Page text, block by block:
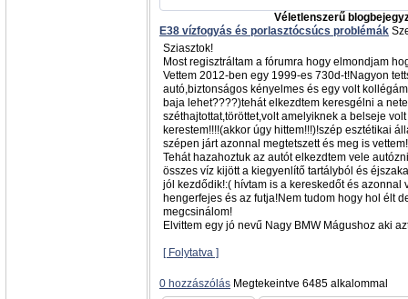
Véletlenszerű
E38 vízfogyás és porlasztócsúcs problémák
Sziasztok!
Most regisztráltam a fórumra hogy elmondjam
Vettem 2012-ben egy 1999-es 730d-t!Nagyon
autó,biztonságos kényelmes és egy volt
baja lehet????)tehát elkezdtem keresgélni a
széthajtottat,töröttet,volt amelyiknek a belseje
kerestem!!!!(akkor úgy hittem!!!)!szép esztétikai
szépen járt azonnal megtetszett és meg is vettem!
Tehát hazahoztuk az autót elkezdtem vele
összes víz kijött a kiegyenlítő tartályból és
jól kezdődik!:( hívtam is a kereskedőt és azonnal
hengerfejes és az futja!Nem tudom hogy hol élt
megcsinálom!
Elvittem egy jó nevű Nagy BMW Mágushoz aki
[ Folytatva ]
0 hozzászólás Megtekeintve 6485 alkalommal